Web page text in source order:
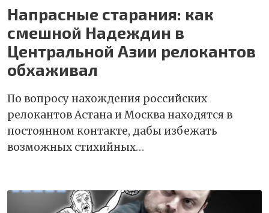
Напрасные старания: как
смешной Надеждин в
Центральной Азии релокантов
обхаживал
По вопросу нахождения российских
релокантов Астана и Москва находятся в
постоянном контакте, дабы избежать
возможных стихийных…